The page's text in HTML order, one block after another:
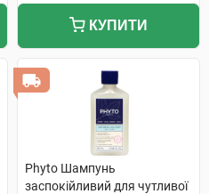
КУПИТИ
Phyto Шампунь
заспокійливий для чутливої